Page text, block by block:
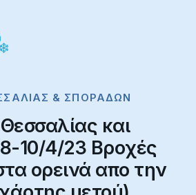
& ΣΠΟΡΆΔΩΝ
και
10/4/23 Βροχές
ορεινά απο την